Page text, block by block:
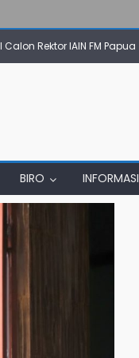
Uncen
Rektor IAIN FM Papua
BIRO INFORMASI